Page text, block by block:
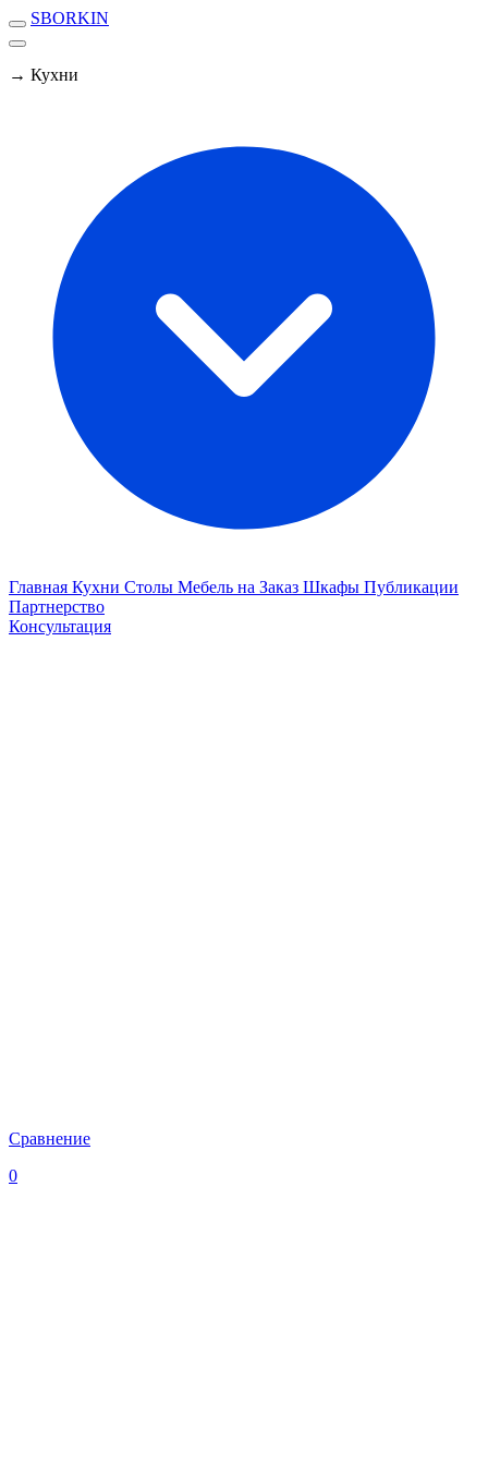
SBORKIN
→ Кухни
Главная Кухни Столы Мебель на Заказ Шкафы Публикации
Партнерство
Консультация
Сравнение
0